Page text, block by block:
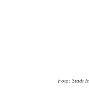
Foto: Stadt